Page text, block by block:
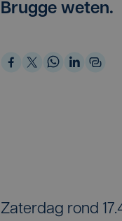
Brugge weten.
Zaterdag rond